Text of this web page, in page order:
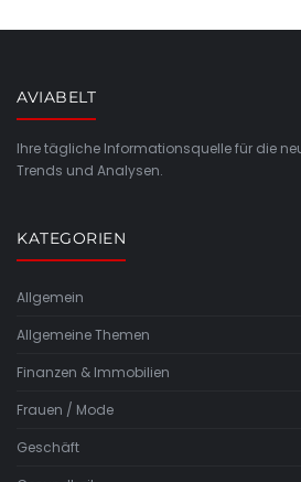
AVIABELT
Ihre tägliche Informationsquelle für die
Trends und Analysen.
KATEGORIEN
Allgemein
Allgemeine Themen
Finanzen & Immobilien
Frauen / Mode
Geschäft